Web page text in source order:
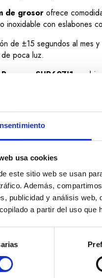
usa cookies
este sitio web se usan
Además,
publicidad y análisis web,
a partir del uso que
de grosor ofrece
con eslabones
de ±15 segundos al mes
poca luz.
SUR607J1
mujer.